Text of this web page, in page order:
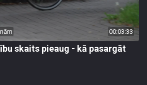
00:03:33
skaits pieaug - kā pasargāt